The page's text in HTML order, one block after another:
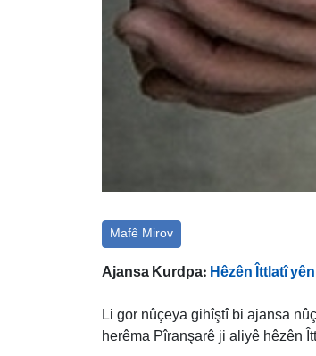
Mafê Mirov
Ajansa Kurdpa: Hêzên Îttlatî
Li gor nûçeya gihîştî bi ajansa
herêma Pîranşarê ji aliyê hêzên